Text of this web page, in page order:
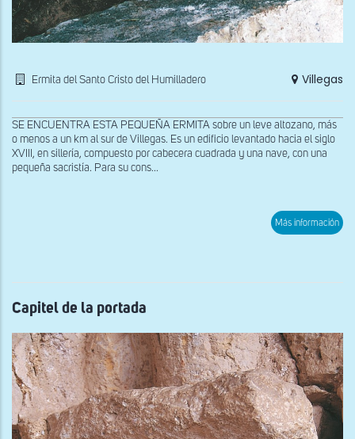
Ermita del Santo Cristo del Humilladero Villegas
SE ENCUENTRA ESTA PEQUEÑA ERMITA sobre un leve altozano, más
o menos a un km al sur de Villegas. Es un edificio levantado hacia el siglo
XVIII, en sillería, compuesto por cabecera cuadrada y una nave, con una
pequeña sacristía. Para su cons...
Más información
Capitel de la portada